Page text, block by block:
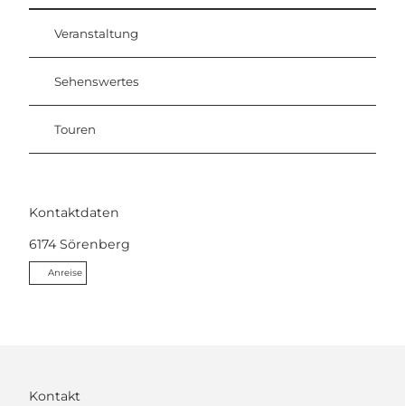
Veranstaltung
Sehenswertes
Touren
Kontaktdaten
6174 Sörenberg
Anreise
Kontakt